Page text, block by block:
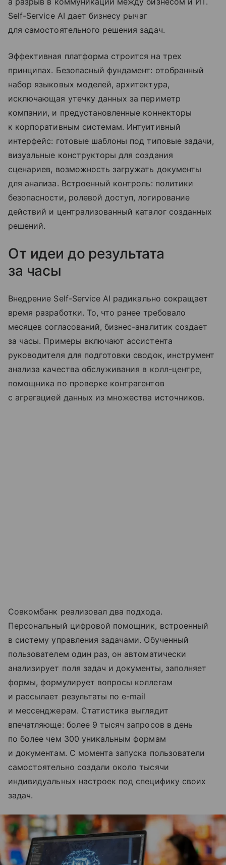
Self-Service AI дает бизнесу рычаг
для самостоятельного решения задач.
Эффективная платформа строится на трех
принципах. Безопасный фундамент: отобранный
набор языковых моделей, архитектура,
исключающая утечку данных за периметр
компании, и предустановленные коннекторы
к корпоративным системам. Интуитивный
интерфейс: готовые шаблоны под типовые задачи,
визуальные конструкторы для создания
сценариев, возможность загружать документы
для анализа. Встроенный контроль: политики
безопасности, ролевой доступ, логирование
действий и централизованный каталог созданных
решений.
От идеи до результата
за часы
Внедрение Self-Service AI радикально сокращает
время разработки. То, что ранее требовало
месяцев согласований, бизнес-аналитик создает
за часы. Примеры включают ассистента
руководителя для подготовки сводок, инструмент
анализа качества обслуживания в колл-центре,
помощника по проверке контрагентов
с агрегацией данных из множества источников.
Совкомбанк реализовал два подхода.
Персональный цифровой помощник, встроенный
в систему управления задачами. Обученный
пользователем один раз, он автоматически
анализирует поля задач и документы, заполняет
формы, формулирует вопросы коллегам
и рассылает результаты по e-mail
и мессенджерам. Статистика выглядит
впечатляюще: более 9 тысяч запросов в день
по более чем 300 уникальным формам
и документам. С момента запуска пользователи
самостоятельно создали около тысячи
индивидуальных настроек под специфику своих
задач.